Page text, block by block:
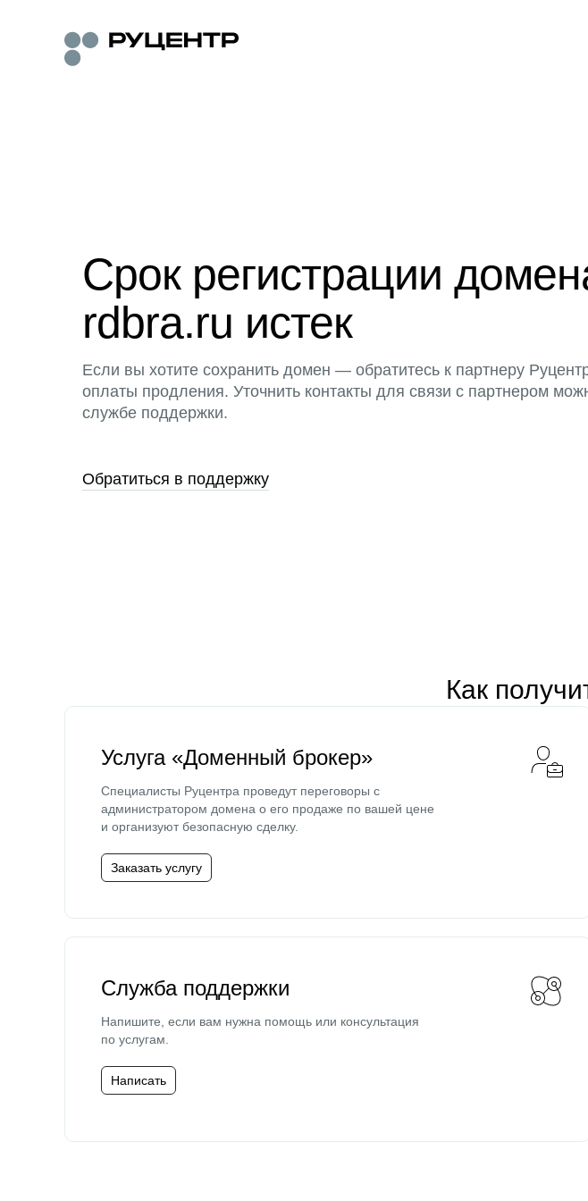
Срок регистрации
rdbra.ru истек
Если вы хотите сохранить домен — обратитесь к партнеру
оплаты продления. Уточнить контакты для связи с партнером
службе поддержки.
Обратиться в поддержку
Как
Услуга «Доменный брокер»
Специалисты Руцентра проведут переговоры с
администратором домена о его продаже по вашей цене
и организуют безопасную сделку.
Заказать услугу
Служба поддержки
Напишите, если вам нужна помощь или консультация
по услугам.
Написать